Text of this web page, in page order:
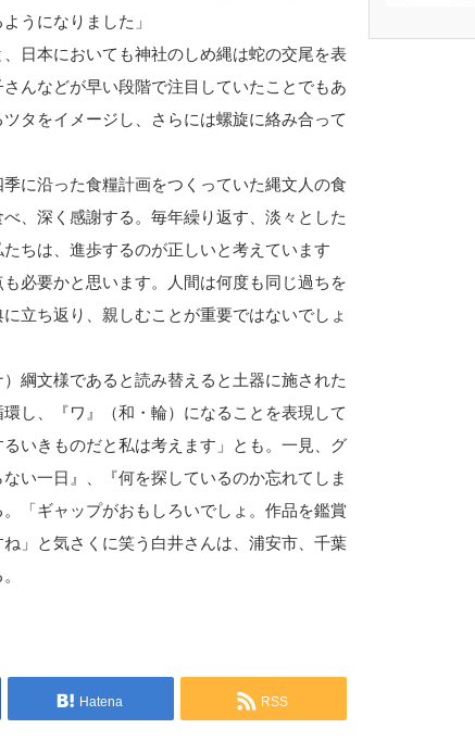
ようになりました」
日本においても神社のしめ縄は蛇の交尾を表
んなどが早い段階で注目していたことでもあ
タをイメージし、さらには螺旋に絡み合って
に沿った食糧計画をつくっていた縄文人の食
、深く感謝する。毎年繰り返す、淡々とした
ちは、進歩するのが正しいと考えています
必要かと思います。人間は何度も同じ過ちを
立ち返り、親しむことが重要ではないでしょ
綱文様であると読み替えると土器に施された
し、『ワ』（和・輪）になることを表現して
いきものだと私は考えます」とも。一見、グ
い一日』、『何を探しているのか忘れてしま
「ギャップがおもしろいでしょ。作品を鑑賞
」と気さくに笑う白井さんは、浦安市、千葉
Hatena RSS